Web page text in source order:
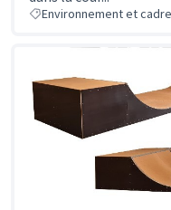
Environnement et